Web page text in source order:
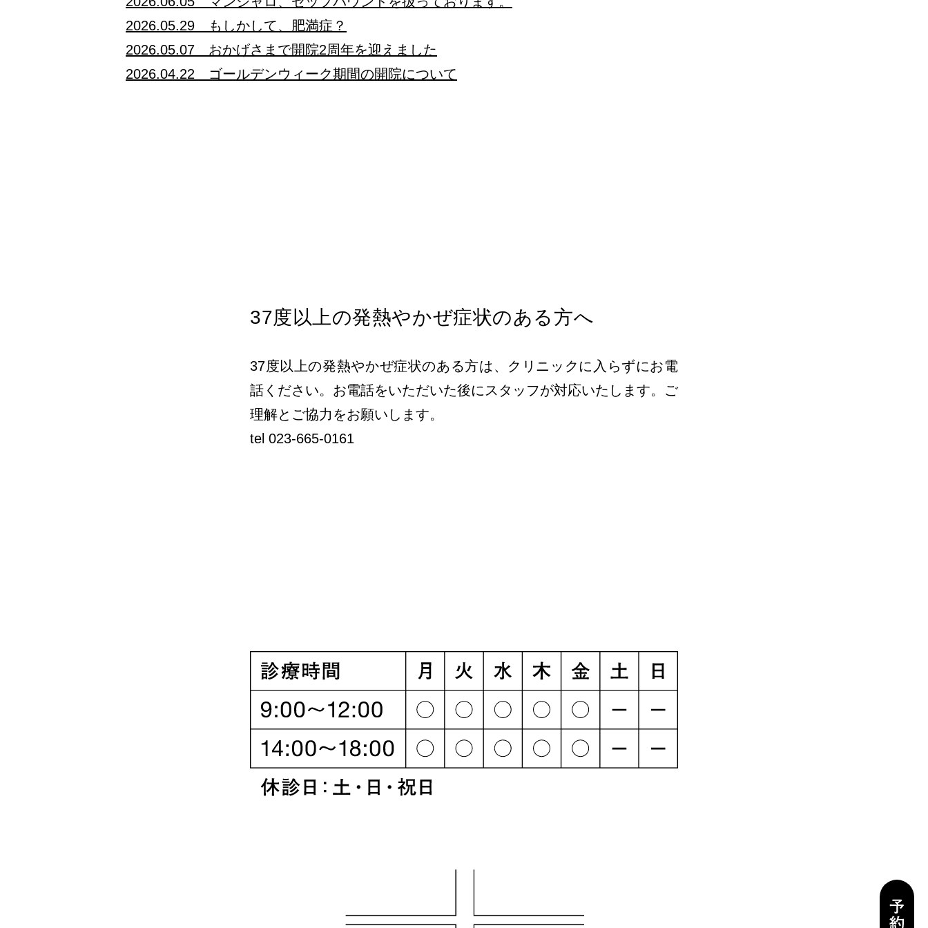
2026.05.29 もしかして、肥満症？
2026.05.07 おかげさまで開院2周年を迎えました
2026.04.22 ゴールデンウィーク期間の開院について
37度以上の発熱やかぜ症状のある方へ
37度以上の発熱やかぜ症状のある方は、クリニックに入らずにお電
話ください。お電話をいただいた後にスタッフが対応いたします。ご
理解とご協力をお願いします。
tel 023-665-0161